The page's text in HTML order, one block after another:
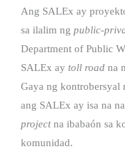
Ang SALEx ay
sa ilalim ng public-
Department of Public
SALEx ay toll road na
Gaya ng kontrobersyal
ang SALEx ay isa na
projectna ibabaón sa
komunidad.